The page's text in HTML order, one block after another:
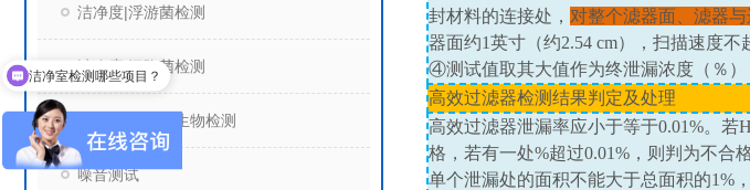
洁净度|浮游菌检测
洁净度|沉降菌检测
洁净度|表面微生物检测
噪音测试
封材料的连接处， 对整个滤器面、滤器
器面约1英寸（约2.54 cm），扫描速度不
④测试值取其大值作为终泄漏浓度（％）
高效过滤器检测结果判定及处理
高效过滤器泄漏率应小于等于0.01%。若
格，若有一处%超过0.01% ，则判为不合
单个泄漏处的面积不能大于总面积的1%
洁净室检测哪些项目？